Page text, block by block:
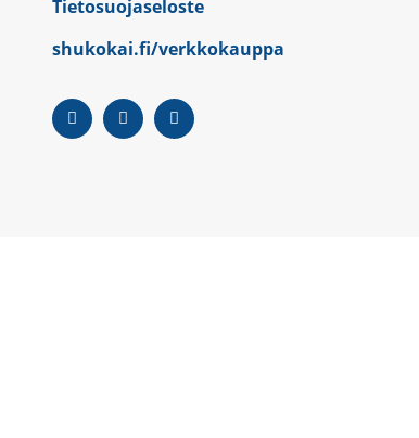
Tietosuojaseloste
shukokai.fi/verkkokauppa